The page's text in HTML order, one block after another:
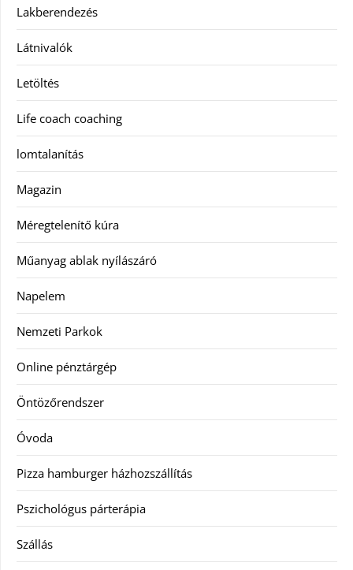
Lakberendezés
Látnivalók
Letöltés
Life coach coaching
lomtalanítás
Magazin
Méregtelenítő kúra
Műanyag ablak nyílászáró
Napelem
Nemzeti Parkok
Online pénztárgép
Öntözőrendszer
Óvoda
Pizza hamburger házhozszállítás
Pszichológus párterápia
Szállás